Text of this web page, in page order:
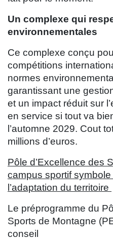
Un complexe qui
environnementales
Ce complexe conçu
compétitions
normes
garantissant une
et un impact réduit sur
en service si tout va
l’automne 2029. Cout
millions d’euros.
Pôle d’Excellence des
campus sportif
l’adaptation du territoire
Le préprogramme du
Sports de Montagne
conseil